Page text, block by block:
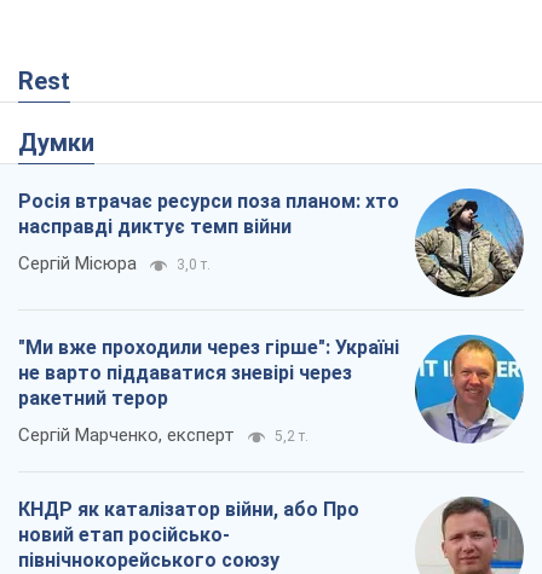
Rest
Думки
Росія втрачає ресурси поза планом: хто
насправді диктує темп війни
Сергій Місюра 3,0 т.
"Ми вже проходили через гірше": Україні
не варто піддаватися зневірі через
ракетний терор
Сергій Марченко, експерт 5,2 т.
КНДР як каталізатор війни, або Про
новий етап російсько-
північнокорейського союзу